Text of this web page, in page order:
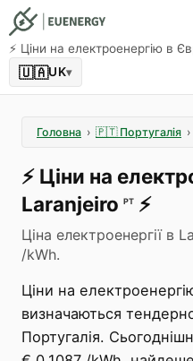
⚡️ Ціни на електроенергію в
🇺🇦UK▾
Головна › 🇵🇹 Португалія ›
⚡️ Ціни на
Laranjeiro PT ⚡️
Ціна електроенергії в
/kWh.
Ціни на
визначаються
Португалія.